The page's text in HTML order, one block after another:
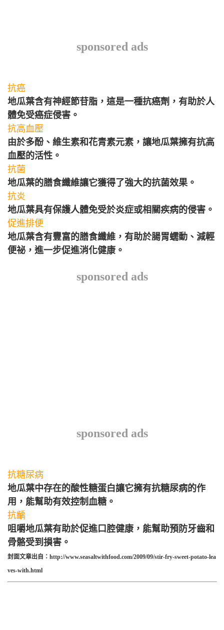
sponsored ads
抗癌
地瓜葉含有神經節苷脂，這是一種抗癌劑，有助於人
體免受癌症侵害。
抗高血壓
由於多酚、維生素和花青素元素，讓地瓜葉擁有抗高
血壓的活性。
抗菌
地瓜葉的膳食纖維讓它獲得了強大的抗菌效果。
抗炎
地瓜葉具有保護人體免受於炎症或相關疾病的侵害。
促進排便
地瓜葉含有豐富的膳食纖維，有助於腸胃蠕動、減輕
便祕，進一步促進消化健康。
sponsored ads
sponsored ads
抗糖尿病
地瓜葉中存在的酸性糖蛋白讓它擁有抗糖尿病的作
用，能幫助有效控制血糖。
抗齲
咀嚼地瓜葉有助於促進口腔健康，能幫助預防牙齒和
骨骼受到損害。
封面文章出自：http://www.seasaltwithfood.com/2009/09/stir-fry-sweet-potato-lea
ves-with.html